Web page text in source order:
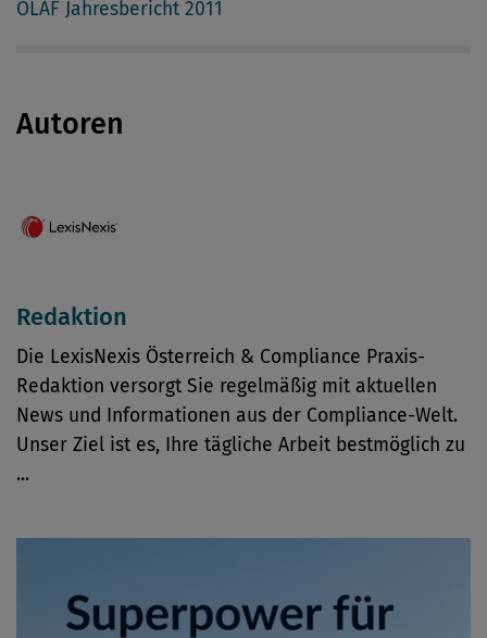
OLAF Jahresbericht 2011
Autoren
Redaktion
Die LexisNexis Österreich & Compliance Praxis-
Redaktion versorgt Sie regelmäßig mit aktuellen
News und Informationen aus der Compliance-Welt.
Unser Ziel ist es, Ihre tägliche Arbeit bestmöglich zu
...